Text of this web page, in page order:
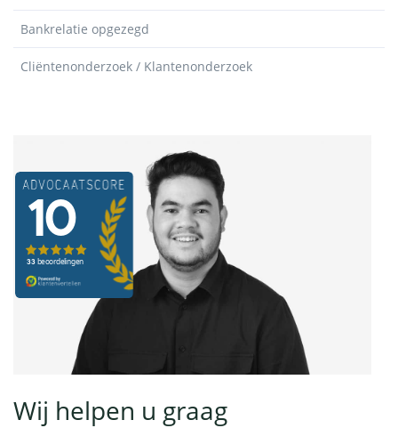
Bankrelatie opgezegd
Cliëntenonderzoek / Klantenonderzoek
Wij helpen u graag